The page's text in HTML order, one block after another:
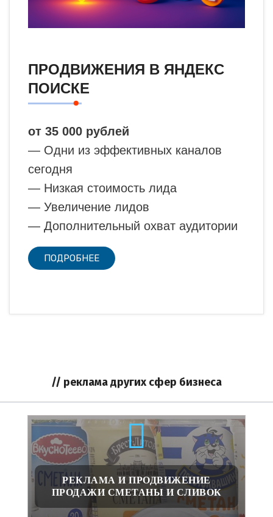
ПРОДВИЖЕНИЯ В ЯНДЕКС
ПОИСКЕ
от 35 000 рублей
— Одни из эффективных каналов
сегодня
— Низкая стоимость лида
— Увеличение лидов
— Дополнительный охват аудитории
ПОДРОБНЕЕ
// реклама других сфер бизнеса
РЕКЛАМА И ПРОДВИЖЕНИЕ
ПРОДАЖИ СМЕТАНЫ И СЛИВОК